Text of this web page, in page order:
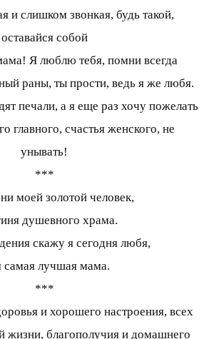
и слишком звонкая, будь такой,
оставайся собой
Я люблю тебя, помни всегда
раны, ты прости, ведь я же любя.
печали, а я еще раз хочу пожелать
главного, счастья женского, не
унывать!
***
моей золотой человек,
душевного храма.
скажу я сегодня любя,
лучшая мама.
***
и хорошего настроения, всех
жизни, благополучия и домашнего